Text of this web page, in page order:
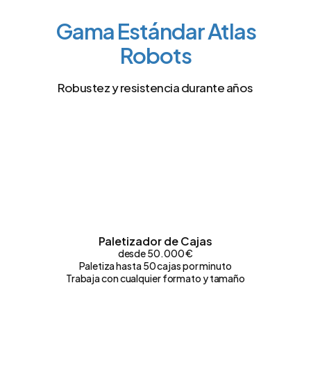
Gama Estándar Atlas
Robots
Robustez y resistencia durante años
Paletizador de Cajas
desde 50.000 €
Paletiza hasta 50 cajas por minuto
Trabaja con cualquier formato y tamaño